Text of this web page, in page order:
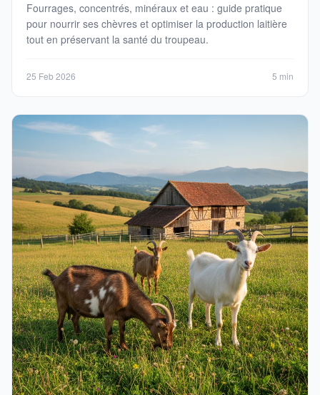
Fourrages, concentrés, minéraux et eau : guide pratique
pour nourrir ses chèvres et optimiser la production laitière
tout en préservant la santé du troupeau.
25 Feb 2026 5 min